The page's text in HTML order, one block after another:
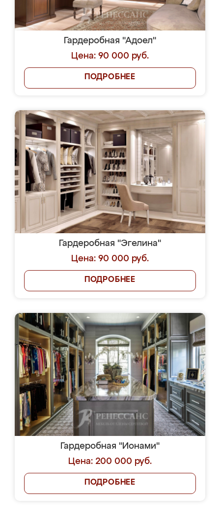
Гардеробная "Адоел"
Цена: 90 000 руб.
ПОДРОБНЕЕ
Гардеробная "Эгелина"
Цена: 90 000 руб.
ПОДРОБНЕЕ
Гардеробная "Ионами"
Цена: 200 000 руб.
ПОДРОБНЕЕ